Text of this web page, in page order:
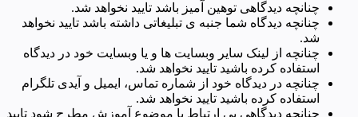
چنانچه دیدگاهی توهین آمیز باشد تایید نخواهد شد.
چنانچه دیدگاه شما جنبه ی تبلیغاتی داشته باشد تایید نخواهد
شد.
چنانچه از لینک سایر وبسایت ها و یا وبسایت خود در دیدگاه
استفاده کرده باشید تایید نخواهد شد.
چنانچه در دیدگاه خود از شماره تماس، ایمیل و آیدی تلگرام
استفاده کرده باشید تایید نخواهد شد.
چنانچه دیدگاهی بی ارتباط با موضوع آموزش مطرح شود تایید